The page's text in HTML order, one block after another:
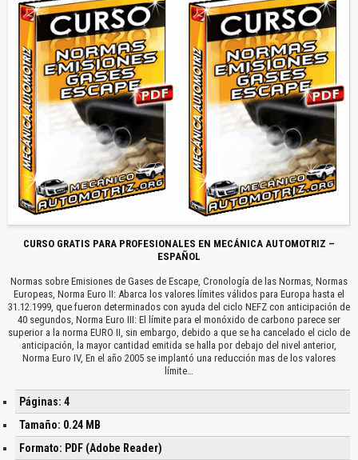
CURSO GRATIS PARA PROFESIONALES EN MECÁNICA AUTOMOTRIZ –
ESPAÑOL
Normas sobre Emisiones de Gases de Escape, Cronología de las Normas, Normas
Europeas, Norma Euro II: Abarca los valores límites válidos para Europa hasta el
31.12.1999, que fueron determinados con ayuda del ciclo NEFZ con anticipación de
40 segundos, Norma Euro III: El límite para el monóxido de carbono parece ser
superior a la norma EURO II, sin embargo, debido a que se ha cancelado el ciclo de
anticipación, la mayor cantidad emitida se halla por debajo del nivel anterior,
Norma Euro IV, En el año 2005 se implantó una reducción mas de los valores
límite…
Páginas: 4
Tamaño: 0.24 MB
Formato: PDF (Adobe Reader)